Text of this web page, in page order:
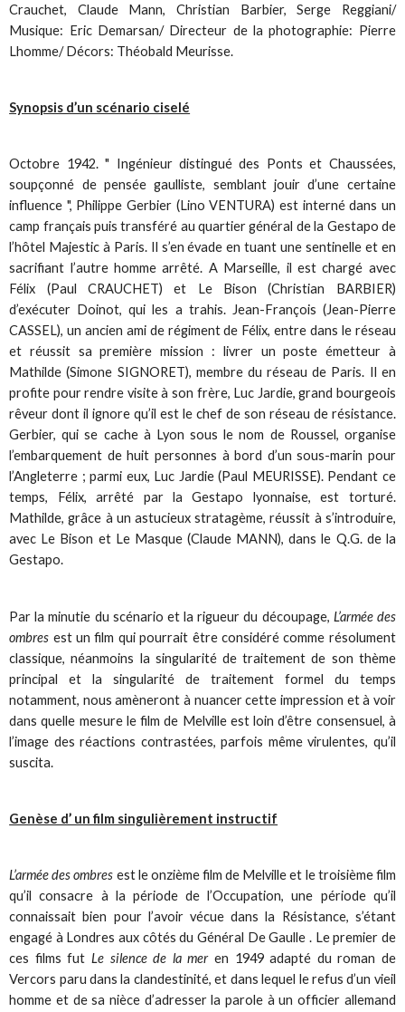
Crauchet, Claude Mann, Christian Barbier, Serge Reggiani/
Musique: Eric Demarsan/ Directeur de la photographie: Pierre
Lhomme/ Décors: Théobald Meurisse.
Synopsis d’un scénario ciselé
Octobre 1942. " Ingénieur distingué des Ponts et Chaussées,
soupçonné de pensée gaulliste, semblant jouir d’une certaine
influence ", Philippe Gerbier (Lino VENTURA) est interné dans un
camp français puis transféré au quartier général de la Gestapo de
l’hôtel Majestic à Paris. Il s’en évade en tuant une sentinelle et en
sacrifiant l’autre homme arrêté. A Marseille, il est chargé avec
Félix (Paul CRAUCHET) et Le Bison (Christian BARBIER)
d’exécuter Doinot, qui les a trahis. Jean-François (Jean-Pierre
CASSEL), un ancien ami de régiment de Félix, entre dans le réseau
et réussit sa première mission : livrer un poste émetteur à
Mathilde (Simone SIGNORET), membre du réseau de Paris. Il en
profite pour rendre visite à son frère, Luc Jardie, grand bourgeois
rêveur dont il ignore qu’il est le chef de son réseau de résistance.
Gerbier, qui se cache à Lyon sous le nom de Roussel, organise
l’embarquement de huit personnes à bord d’un sous-marin pour
l’Angleterre ; parmi eux, Luc Jardie (Paul MEURISSE). Pendant ce
temps, Félix, arrêté par la Gestapo lyonnaise, est torturé.
Mathilde, grâce à un astucieux stratagème, réussit à s’introduire,
avec Le Bison et Le Masque (Claude MANN), dans le Q.G. de la
Gestapo.
Par la minutie du scénario et la rigueur du découpage, L’armée des
ombres est un film qui pourrait être considéré comme résolument
classique, néanmoins la singularité de traitement de son thème
principal et la singularité de traitement formel du temps
notamment, nous amèneront à nuancer cette impression et à voir
dans quelle mesure le film de Melville est loin d’être consensuel, à
l’image des réactions contrastées, parfois même virulentes, qu’il
suscita.
Genèse d’ un film singulièrement instructif
L’armée des ombres est le onzième film de Melville et le troisième film
qu’il consacre à la période de l’Occupation, une période qu’il
connaissait bien pour l’avoir vécue dans la Résistance, s’étant
engagé à Londres aux côtés du Général De Gaulle . Le premier de
ces films fut Le silence de la meren 1949 adapté du roman de
Vercors paru dans la clandestinité, et dans lequel le refus d’un vieil
homme et de sa nièce d’adresser la parole à un officier allemand